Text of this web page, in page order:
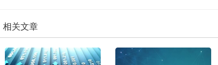
相关文章